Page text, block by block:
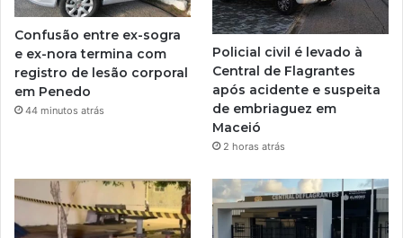
Confusão entre ex-sogra
e ex-nora termina com
registro de lesão corporal
em Penedo
44 minutos atrás
Policial civil é levado à
Central de Flagrantes
após acidente e suspeita
de embriaguez em
Maceió
2 horas atrás